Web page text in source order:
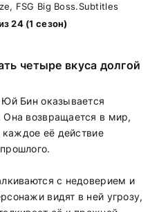
FSG Big Boss.Subtitles
24 (1 сезон)
четыре вкуса долгой
Бин оказывается
возвращается в мир,
каждое её действие
с недоверием и
видят в ней угрозу,